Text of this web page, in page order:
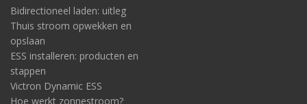
Bidirectioneel laden: uitleg
Thuis stroom opwekken en
opslaan
ESS installeren: producten en
stappen
Victron Dynamic ESS
Hoe werkt zonnestroom?